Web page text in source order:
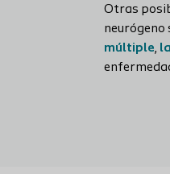
Otras
neurógeno
múltiple,